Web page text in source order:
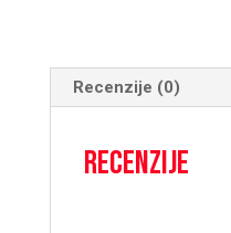
Recenzije (0)
Recenzije